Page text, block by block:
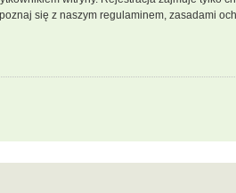
się z naszym regulaminem, zasadami